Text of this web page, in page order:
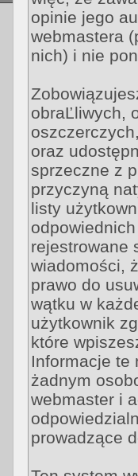
opinie jego
webmastera
nich) i nie
obraĽliwych,
oraz
sprzeczne z
przyczyną
listy
rejestrowane
wiadomości,
prawo do
wątku w
użytkownik
które
Informacje te
żadnym
webmaster i
prowadzące